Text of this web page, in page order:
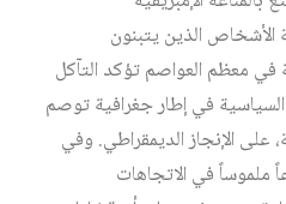
الأشخاص الذين يتبنون
في معظم العواصم تؤكد التآكل
السياسية في إطار جغرافية توصم
على الإنجاز الديمقراطي. وفي
ملموساً في الاتجاهات